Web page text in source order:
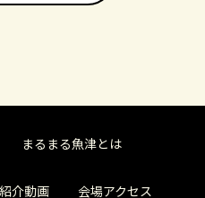
まるまる魚津とは
介動画 会場アクセス